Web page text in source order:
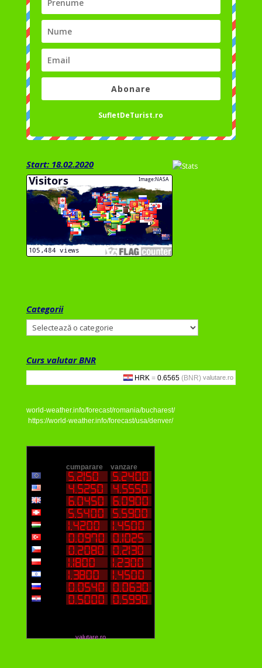
Abonare
SufletDeTurist.ro
Start: 18.02.2020
Categorii
Categorii
Curs valutar BNR
valutare.ro
world-weather.info/forecast/romania/bucharest/
https://world-weather.info/forecast/usa/denver/
valutare.ro